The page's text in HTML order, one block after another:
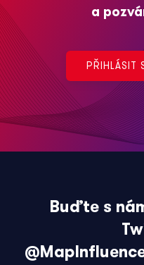
a
PŘIHLÁSIT
Buďte s